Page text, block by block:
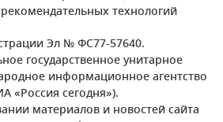
технологий
Эл № ФС77-57640.
государственное унитарное
информационное агентство
«Россия сегодня»).
материалов и новостей сайта